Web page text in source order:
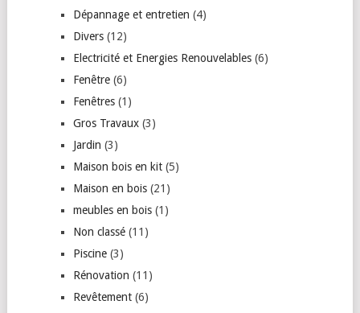
Dépannage et entretien (4)
Divers(12)
Electricité et Energies Renouvelables(6)
Fenêtre(6)
Fenêtres(1)
Gros Travaux(3)
Jardin (3)
Maison bois en kit(5)
Maison en bois(21)
meubles en bois(1)
Non classé(11)
Piscine(3)
Rénovation (11)
Revêtement(6)